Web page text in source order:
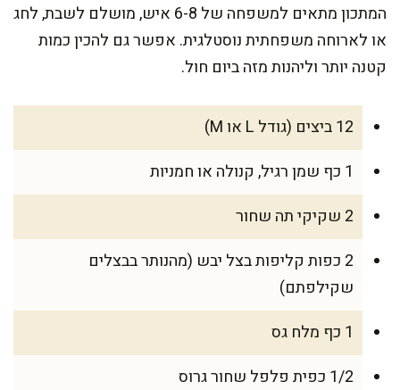
המתכון מתאים למשפחה של 6-8 איש, מושלם לשבת, לחג
או לארוחה משפחתית נוסטלגית. אפשר גם להכין כמות
קטנה יותר וליהנות מזה ביום חול.
12 ביצים (גודל L או M)
1 כף שמן רגיל, קנולה או חמניות
2 שקיקי תה שחור
2 כפות קליפות בצל יבש (מהנותר בבצלים
שקילפתם)
1 כף מלח גס
1/2 כפית פלפל שחור גרוס